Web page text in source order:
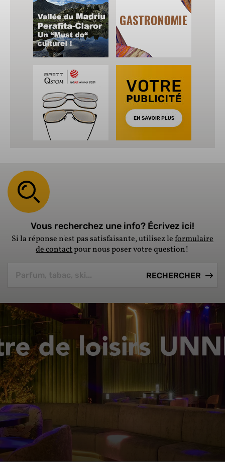
Vous recherchez une info? Écrivez ici!
Si la réponse n'est pas satisfaisante, utilisez leformulaire
de contactpour nous poser votre question!